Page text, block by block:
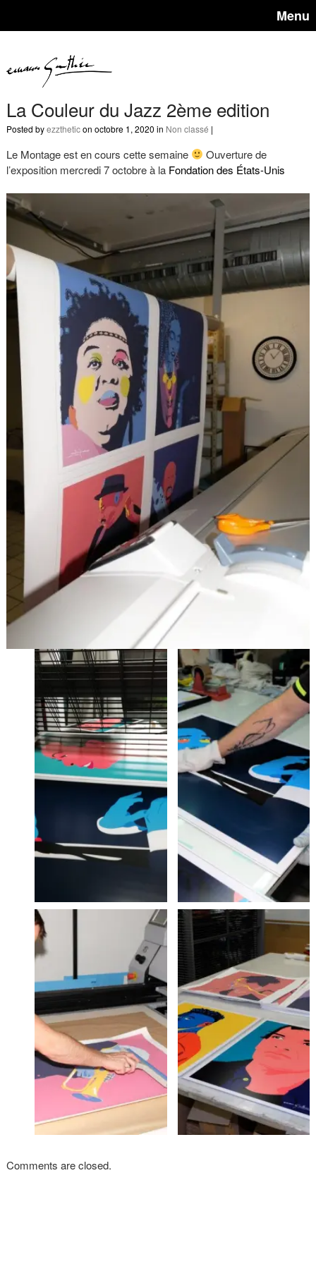
Menu
La Couleur du Jazz 2ème edition
Posted byezztheticon octobre 1, 2020 in Non classé |
Le Montage est en cours cette semaine
Ouverture de
l’exposition mercredi 7 octobre à la Fondation des États-Unis
Comments are closed.